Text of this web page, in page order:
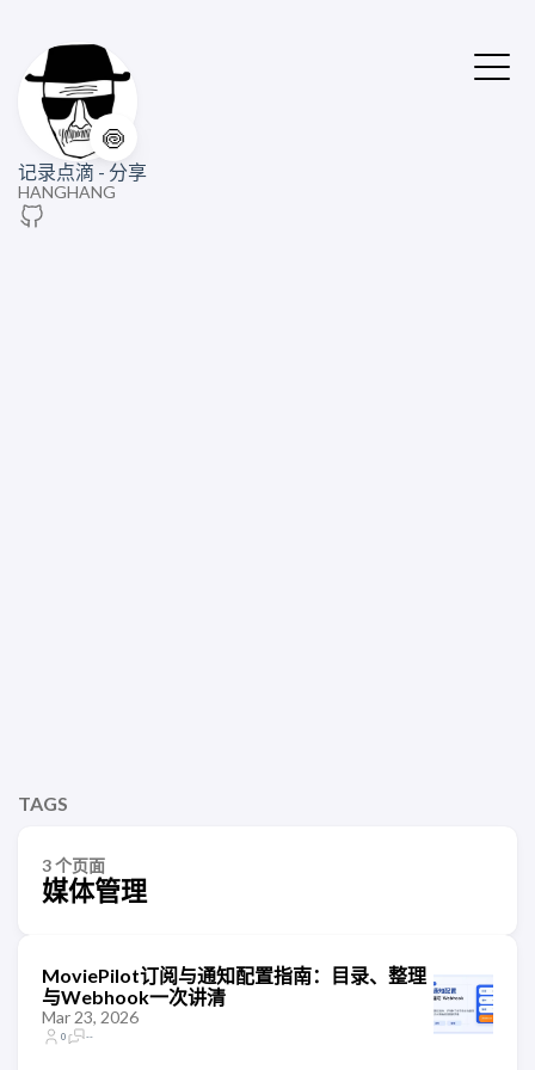
🍥
记录点滴 - 分享
HANGHANG
TAGS
3 个页面
媒体管理
MoviePilot订阅与通知配置指南：目录、整理
与Webhook一次讲清
Mar 23, 2026
0 --